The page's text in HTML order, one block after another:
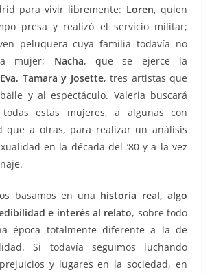
para vivir libremente: Loren, quien
presa y realizó el servicio militar;
peluquera cuya familia todavía no
mujer; Nacha, que se ejerce la
Eva, Tamara y Josette, tres artistas que
y al espectáculo. Valeria buscará
estas mujeres, a algunas con
que a otras, para realizar un análisis
en la década del ’80 y a la vez
basamos en una historia real, algo
e interés al relato, sobre todo
época totalmente diferente a la de
Si todavía seguimos luchando
y lugares en la sociedad, en